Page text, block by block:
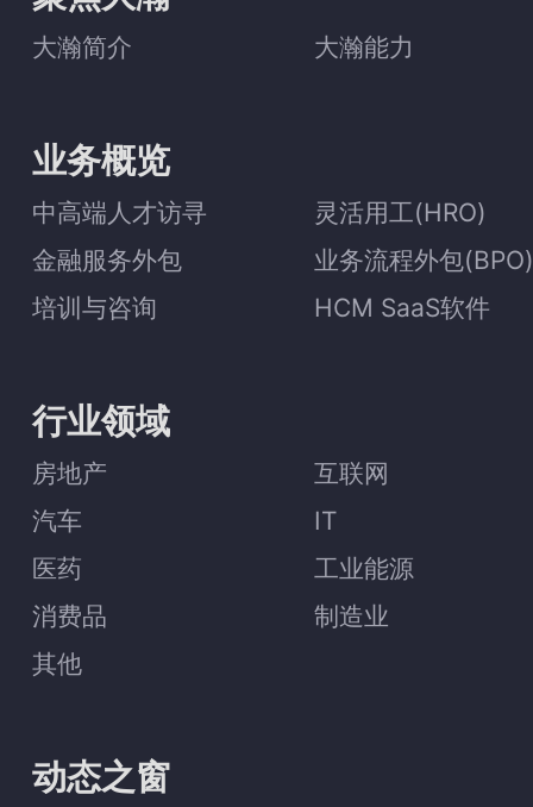
大瀚简介 大瀚能力
业务概览
中高端人才访寻
灵活用工(HRO)
金融服务外包
业务流程外包(BPO)
培训与咨询
HCM SaaS软件
行业领域
房地产
互联网
汽车
IT
医药
工业能源
消费品
制造业
其他
动态之窗